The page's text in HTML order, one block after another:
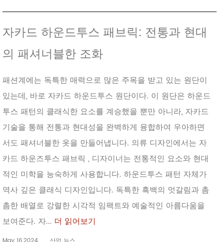
자카드 하운드투스 패브릭: 전통과 현대
의 패셔너블한 조화
패션계에는 독특한 매력으로 많은 주목을 받고 있는 원단이
있는데, 바로 자카드 하운드투스 원단이다. 이 원단은 하운드
투스 패턴의 클래식한 요소를 계승했을 뿐만 아니라, 자카드
기술을 통해 전통과 현대성을 완벽하게 융합하여 우아하면
서도 패셔너블한 옷을 만들어냅니다. 의류 디자인에서는 자
카드 하운즈투스 패브릭 , 디자이너는 전통적인 요소와 현대
적인 미학을 능숙하게 사용합니다. 하운드투스 패턴 자체가
역사 깊은 클래식 디자인입니다. 독특한 흑백의 엇갈림과 촘
촘한 배열로 강렬한 시각적 임팩트와 예술적인 아름다움을
보여준다. 자... 더 읽어보기